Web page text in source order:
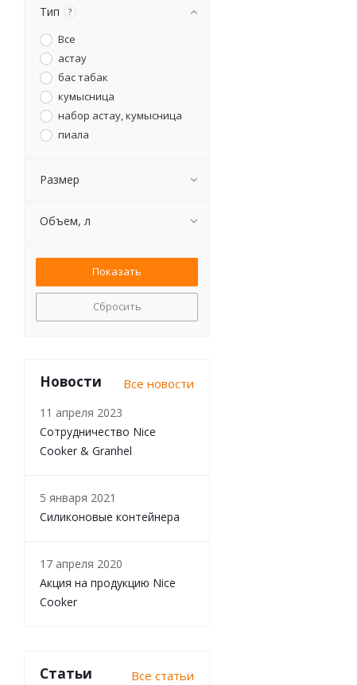
Тип ?
Все
астау
бас табак
кумысница
набор астау, кумысница
пиала
Размер
Объем, л
Сбросить
Новости Все новости
11 апреля 2023
Сотрудничество Nice
Cooker & Granhel
5 января 2021
Силиконовые контейнера
17 апреля 2020
Акция на продукцию Nice
Cooker
Статьи Все статьи